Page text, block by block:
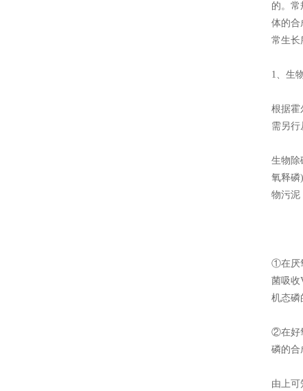
的。常
体的合
常生长
1、生
根据霍
需另行
生物除
氧释磷
物污泥
①在厌
菌吸收
机态磷
②在好
磷的合
由上可